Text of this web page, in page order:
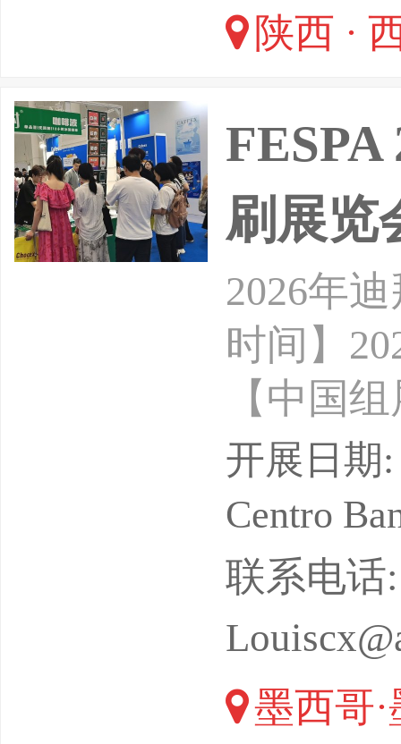
观众达
陕西 ·
刷展览
2026年
时间】
【中国
East主
的最新
现最新
与同行建
东展将定
A将于
开展日期
Centro
联系电话
墨西哥·